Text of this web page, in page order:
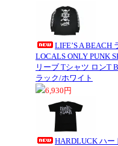
LIFE’S A BEACH
LOCALS ONLY PUNK
リーブ Tシャツ ロンT
ラック/ホワイト
6,930円
HARDLUCK ハー